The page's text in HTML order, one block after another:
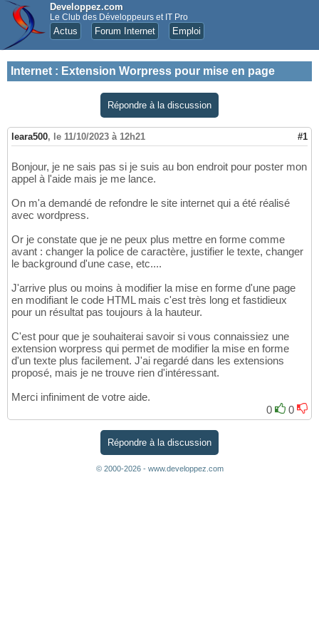
Developpez.com
Le Club des Développeurs et IT Pro
Actus Forum Internet Emploi
Internet : Extension Worpress pour mise en page
Répondre à la discussion
leara500, le 11/10/2023 à 12h21 #1
Bonjour, je ne sais pas si je suis au bon endroit pour poster mon
appel à l'aide mais je me lance.
On m'a demandé de refondre le site internet qui a été réalisé
avec wordpress.
Or je constate que je ne peux plus mettre en forme comme
avant : changer la police de caractère, justifier le texte, changer
le background d'une case, etc....
J'arrive plus ou moins à modifier la mise en forme d'une page
en modifiant le code HTML mais c'est très long et fastidieux
pour un résultat pas toujours à la hauteur.
C'est pour que je souhaiterai savoir si vous connaissiez une
extension worpress qui permet de modifier la mise en forme
d'un texte plus facilement. J'ai regardé dans les extensions
proposé, mais je ne trouve rien d'intéressant.
Merci infiniment de votre aide.
0
0
Répondre à la discussion
© 2000-2026 - www.developpez.com